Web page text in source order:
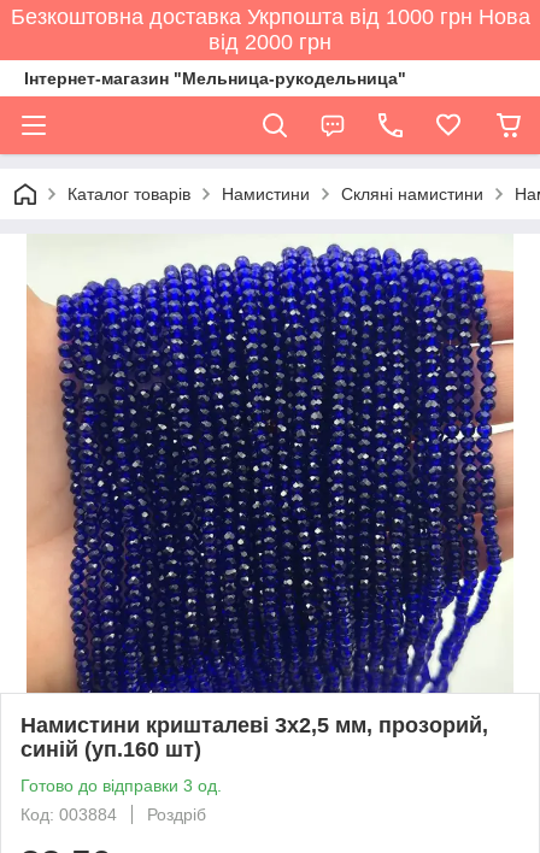
Безкоштовна доставка Укрпошта від 1000 грн Нова
від 2000 грн
Інтернет-магазин "Мельница-рукодельница"
Каталог товарів Намистини Скляні намистини
Намистини кришталеві 3х2,5 мм, прозорий,
синій (уп.160 шт)
Готово до відправки 3 од.
Код: 003884
Роздріб